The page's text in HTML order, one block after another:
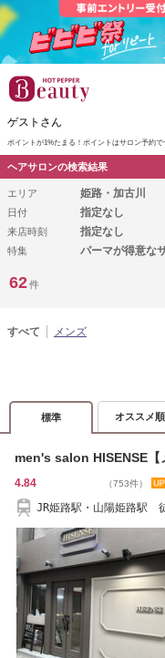
ゲストさん
ポイントが1%たまる！ ポイントはサロン予約で
ヘアサロンの検索結果
エリア 姫路・加古川
日付 指定なし
来店時刻 指定なし
特集 パーマが得意な
62件
すべて メンズ
標準 オススメ順
men's salon HISENSE【
4.84 （753件）
JR姫路駅・山陽姫路駅